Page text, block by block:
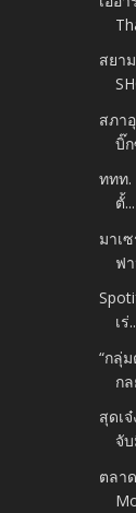
สยา
สภา
บิ๊ก
ททท.
ตั้...
มาเ
ฟ
เร่
“กลุ่
ก
สุดเ
จั
ตลา